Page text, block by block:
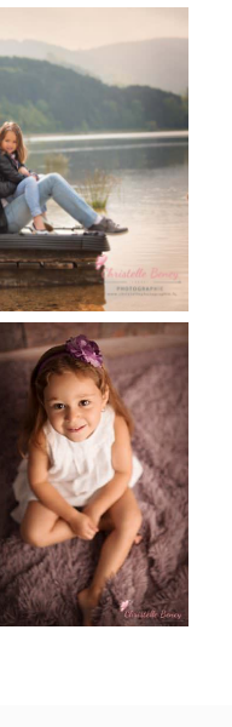
famille
famille en
et Revel